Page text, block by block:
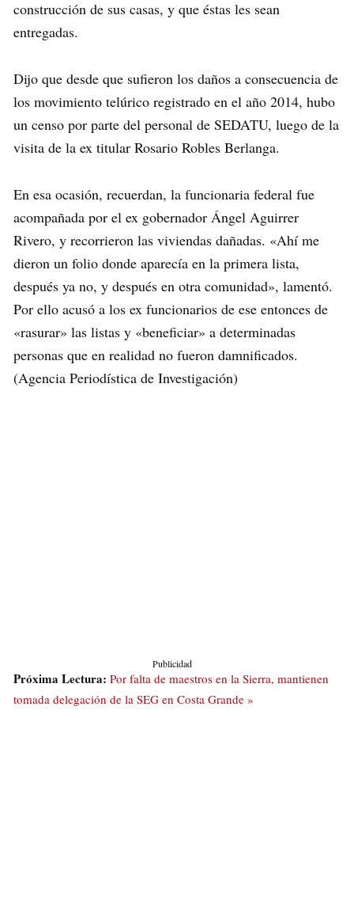
construcción de sus casas, y que éstas les sean
entregadas.
Dijo que desde que sufieron los daños a consecuencia de
los movimiento telúrico registrado en el año 2014, hubo
un censo por parte del personal de SEDATU, luego de la
visita de la ex titular Rosario Robles Berlanga.
En esa ocasión, recuerdan, la funcionaria federal fue
acompañada por el ex gobernador Ángel Aguirrer
Rivero, y recorrieron las viviendas dañadas. «Ahí me
dieron un folio donde aparecía en la primera lista,
después ya no, y después en otra comunidad», lamentó.
Por ello acusó a los ex funcionarios de ese entonces de
«rasurar» las listas y «beneficiar» a determinadas
personas que en realidad no fueron damnificados.
(Agencia Periodística de Investigación)
Publicidad
Próxima Lectura: Por falta de maestros en la Sierra, mantienen
tomada delegación de la SEG en Costa Grande »